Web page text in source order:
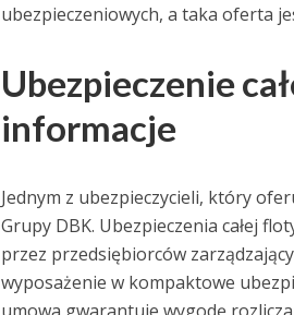
ubezpieczeniowych, a taka oferta
Ubezpieczenie
informacje
Jednym z ubezpieczycieli, który
Grupy DBK. Ubezpieczenia całej
przez przedsiębiorców
wyposażenie w kompaktowe